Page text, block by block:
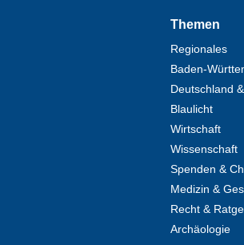
Themen
Regionales
Baden-
Deutschland
Blaulicht
Wirtschaft
Wissenschaft
Spenden &
Medizin &
Recht &
Archäologie